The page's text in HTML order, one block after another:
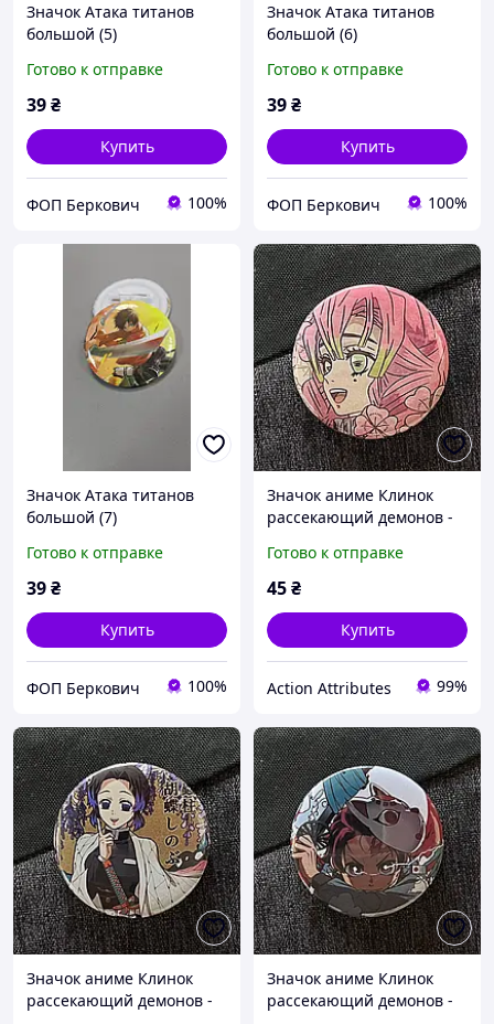
Значок Атака титанов
большой (5)
Готово к отправке
39₴
Купить
ФОП Беркович 100%
Значок Атака титанов
большой (6)
Готово к отправке
39₴
Купить
ФОП Беркович 100%
Значок Атака титанов
большой (7)
Готово к отправке
39₴
Купить
ФОП Беркович 100%
Значок аниме Клинок
рассекающий демонов -
мм (ZNBDD 0008)
Готово к отправке
45₴
Купить
Action Attributes 99%
Значок аниме Клинок
рассекающий демонов -
Значок аниме Клинок
рассекающий демонов -